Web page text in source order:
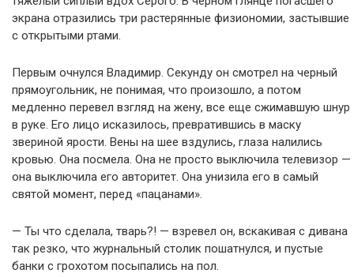
экрана отразились три растерянные физиономии, застывшие
с открытыми ртами.
Первым очнулся Владимир. Секунду он смотрел на черный
прямоугольник, не понимая, что произошло, а потом
медленно перевел взгляд на жену, все еще сжимавшую шнур
в руке. Его лицо исказилось, превратившись в маску
звериной ярости. Вены на шее вздулись, глаза налились
кровью. Она посмела. Она не просто выключила телевизор —
она выключила его авторитет. Она унизила его в самый
святой момент, перед «пацанами».
— Ты что сделала, тварь?! — взревел он, вскакивая с дивана
так резко, что журнальный столик пошатнулся, и пустые
банки с грохотом посыпались на пол.